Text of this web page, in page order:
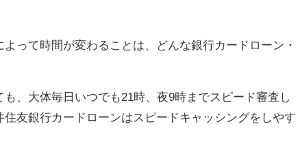
よって時間が変わることは、どんな銀行カードローン・
、大体毎日いつでも21時、夜9時までスピード審査し
友銀行カードローンはスピードキャッシングをしやす